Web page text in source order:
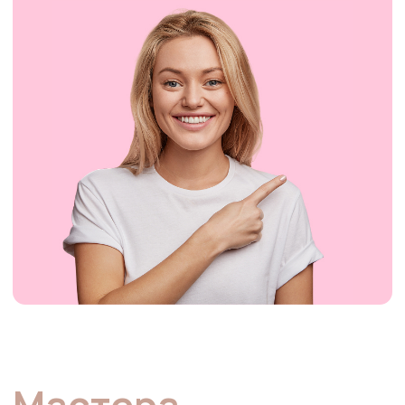
Специализация
Мужские стрижки
Детские стрижки
Восстановление волос
Окрашивание любой сложности
Стрижки любой сложности
Я согласен(а) с условиямиПубличной оферты
Я согласен(а) на обработку моихперсональных данных
ОНЛАЙН-ЗАПИСЬ